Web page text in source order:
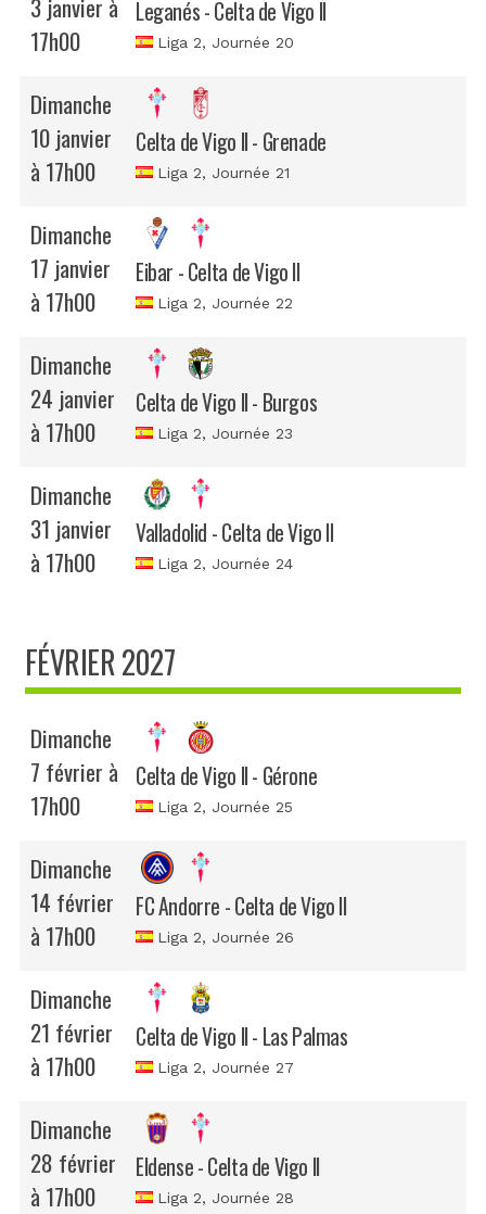
17h00
Leganés - Celta de Vigo II
Liga 2, Journée 20
Dimanche
10 janvier
à 17h00
Celta de Vigo II - Grenade
Liga 2, Journée 21
Dimanche
17 janvier
à 17h00
Eibar - Celta de Vigo II
Liga 2, Journée 22
Dimanche
24 janvier
à 17h00
Celta de Vigo II - Burgos
Liga 2, Journée 23
Dimanche
31 janvier
à 17h00
Valladolid - Celta de Vigo II
Liga 2, Journée 24
FÉVRIER 2027
Dimanche
7 février à
17h00
Celta de Vigo II - Gérone
Liga 2, Journée 25
Dimanche
14 février
à 17h00
FC Andorre - Celta de Vigo II
Liga 2, Journée 26
Dimanche
21 février
à 17h00
Celta de Vigo II - Las Palmas
Liga 2, Journée 27
Dimanche
28 février
à 17h00
Eldense - Celta de Vigo II
Liga 2, Journée 28